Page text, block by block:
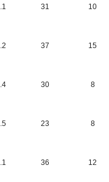
31 10
37 15
30 8
23 8
36 12